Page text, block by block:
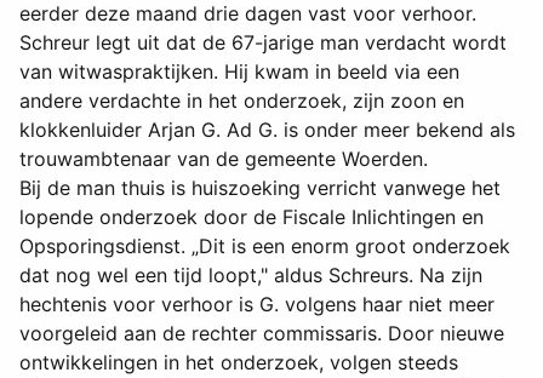
eerder deze maand drie dagen vast voor verhoor.
Schreur legt uit dat de 67-jarige man verdacht wordt
van witwaspraktijken. Hij kwam in beeld via een
andere verdachte in het onderzoek, zijn zoon en
klokkenluider Arjan G. Ad G. is onder meer bekend als
trouwambtenaar van de gemeente Woerden.
Bij de man thuis is huiszoeking verricht vanwege het
lopende onderzoek door de Fiscale Inlichtingen en
Opsporingsdienst. „Dit is een enorm groot onderzoek
dat nog wel een tijd loopt," aldus Schreurs. Na zijn
hechtenis voor verhoor is G. volgens haar niet meer
voorgeleid aan de rechter commissaris. Door nieuwe
ontwikkelingen in het onderzoek, volgen steeds